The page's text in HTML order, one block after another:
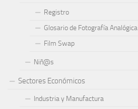
Registro
Glosario de Fotografía Analógica
Film Swap
Niñ@s
Sectores Económicos
Industria y Manufactura